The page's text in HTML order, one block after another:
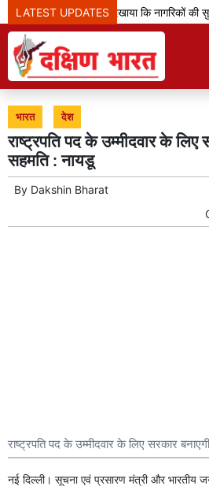
LATEST UPDATES
'ऑपरेशन सिंदूर' ने दिखाया कि नागरिकों की
भारत देश
राष्ट्रपति पद के उम्मीदवार के
सहमति : नायडू
By Dakshin Bharat
राष्ट्रपति पद के उम्मीदवार के लिए सरकार
नई दिल्ली। सूचना एवं प्रसारण मंत्री और भारतीय